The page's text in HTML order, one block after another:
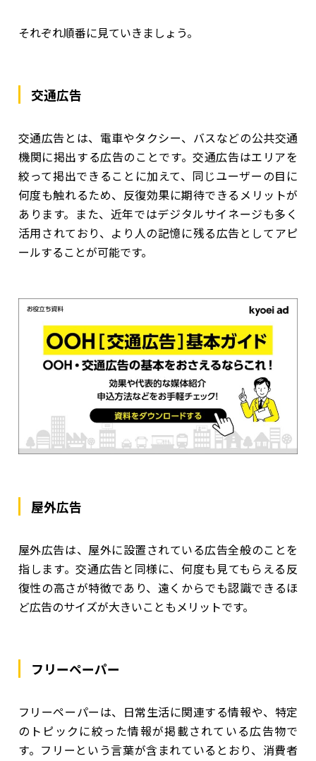
それぞれ順番に見ていきましょう。
交通広告
交通広告とは、電車やタクシー、バスなどの公共交通
機関に掲出する広告のことです。交通広告はエリアを
絞って掲出できることに加えて、同じユーザーの目に
何度も触れるため、反復効果に期待できるメリットが
あります。また、近年ではデジタルサイネージも多く
活用されており、より人の記憶に残る広告としてアピ
ールすることが可能です。
屋外広告
屋外広告は、屋外に設置されている広告全般のことを
指します。交通広告と同様に、何度も見てもらえる反
復性の高さが特徴であり、遠くからでも認識できるほ
ど広告のサイズが大きいこともメリットです。
フリーペーパー
フリーペーパーは、日常生活に関連する情報や、特定
のトピックに絞った情報が掲載されている広告物で
す。フリーという言葉が含まれているとおり、消費者